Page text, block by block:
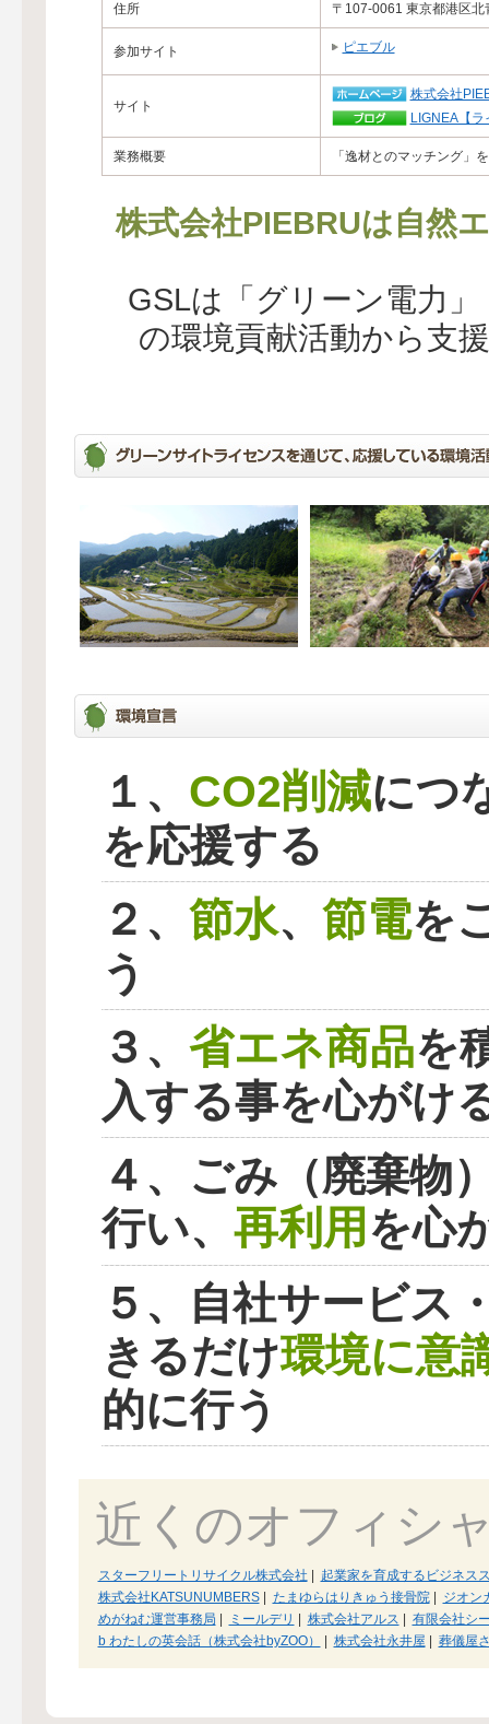
住所 〒107-0061 東京都港区
参加サイト ピエブル
サイト
株式会社
LIGNEA【
業務概要 「逸材とのマッチング」
株式会社PIEBRUは自然
GSLは「グリーン電力
の環境貢献活動から支
１、 CO2削減につ
を応援する
２、 節水、 節電を
う
３、 省エネ商品を
入する事を心がけ
４、ごみ（廃棄物
行い、 再利用 を心
５、自社サービス
きるだけ環境に意
的に行う
近くのオフィシ
スターフリートリサイクル株式会社 | 起業家を育成するビジネス
株式会社KATSUNUMBERS| たまゆらはりきゅう接骨院| ジオン
めがねむ運営事務局 | ミールデリ | 株式会社アルス | 有限会社シ
b わたしの英会話（株式会社byZOO）
| 株式会社永井屋 | 葬儀屋